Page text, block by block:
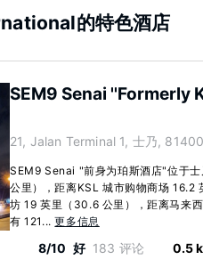
的特色酒店
SEM9 Senai ''Formerly
21, Jalan Terminal 1, 士乃,
SEM9 Senai "前身为珀斯酒店"位于
公里），距离KSL 城市购物商场 16.2
坊 19 英里（30.6 公里），距离马来
有 121...更多信息
8/10 好 183 评论 0.5